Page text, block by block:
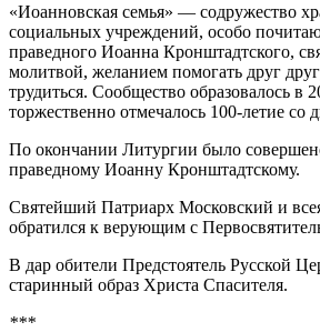
«Иоанновская семья» — содружество
социальных учреждений, особо
праведного Иоанна Кронштадтского,
молитвой, желанием помогать друг
трудиться. Сообщество образовалось в
торжественно отмечалось 100-летие со
По окончании Литургии было
праведному Иоанну Кронштадтскому.
Святейший Патриарх Московский и
обратился к верующим с
В дар обители Предстоятель Русской
старинный образ Христа Спасителя.
***